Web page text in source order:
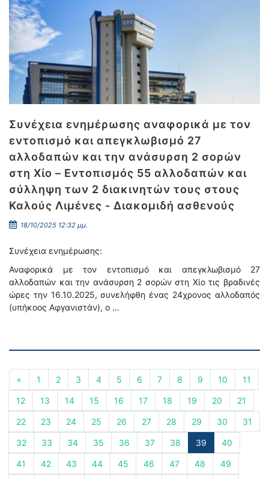
Συνέχεια ενημέρωσης αναφορικά με τον
εντοπισμό και απεγκλωβισμό 27
αλλοδαπών και την ανάσυρση 2 σορών
στη Χίο – Εντοπισμός 55 αλλοδαπών και
σύλληψη των 2 διακινητών τους στους
Καλούς Λιμένες - Διακομιδή ασθενούς
18/10/2025 12:32 μμ.
Συνέχεια ενημέρωσης:
Αναφορικά με τον εντοπισμό και απεγκλωβισμό 27
αλλοδαπών και την ανάσυρση 2 σορών στη Χίο τις βραδινές
ώρες την 16.10.2025, συνελήφθη ένας 24χρονος αλλοδαπός
(υπήκοος Αφγανιστάν), ο …
« 1 2 3 4 5 6 7 8 9 10 11
12 13 14 15 16 17 18 19 20 21
22 23 24 25 26 27 28 29 30 31
32 33 34 35 36 37 38 39 40
41 42 43 44 45 46 47 48 49